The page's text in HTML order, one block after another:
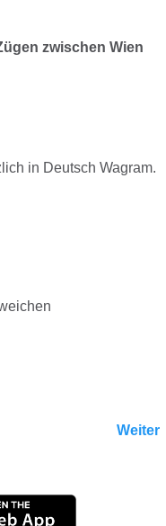
zwischen Wien
in Deutsch Wagram.
Weiter